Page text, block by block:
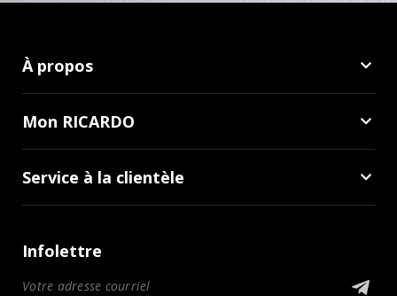
À propos
Mon RICARDO
Service à la clientèle
Infolettre